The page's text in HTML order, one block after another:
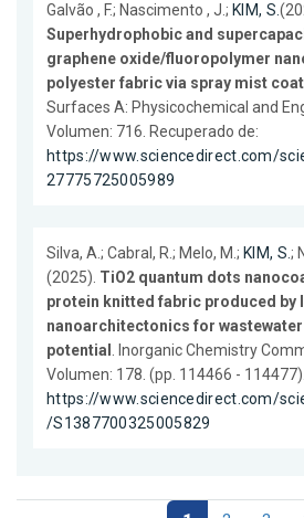
Galvão , F.; Nascimento , J.; KIM, S.
Superhydrophobic and
graphene oxide/fluoropolymer
polyester fabric via spray mist
Surfaces A: Physicochemical and
Volumen: 716. Recuperado de:
https://www.sciencedirect.com/
27775725005989
Silva, A.; Cabral, R.; Melo, M.; KIM, S.;
(2025). TiO2 quantum dots
protein knitted fabric produced by
nanoarchitectonics for
potential . Inorganic Chemistry
Volumen: 178. (pp. 114466 -
https://www.sciencedirect.com/
/S1387700325005829